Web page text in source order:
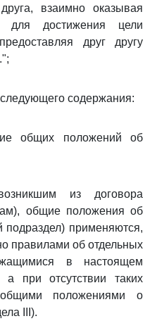
взаимно оказывая
для достижения цели
друг другу
содержания:
общих положений об
из договора
общие положения об
подраздел) применяются,
правилами об отдельных
в настоящем
при отсутствии таких
положениями о
III).